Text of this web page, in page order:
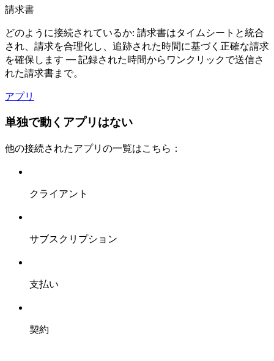
請求書
どのように接続されているか: 請求書はタイムシートと統合
され、請求を合理化し、追跡された時間に基づく正確な請求
を確保します — 記録された時間からワンクリックで送信さ
れた請求書まで。
アプリ
単独で動くアプリはない
他の接続されたアプリの一覧はこちら：
クライアント
サブスクリプション
支払い
契約